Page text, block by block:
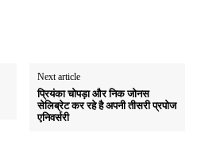
Next article
प्रियंका चोपड़ा और निक जोनस
सेलिब्रेट कर रहे है अपनी तीसरी प्रपोज
एनिवर्सरी